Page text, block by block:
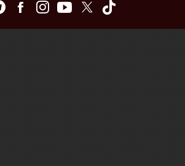
TelegramFacebookInstagramYoutubeTwitter